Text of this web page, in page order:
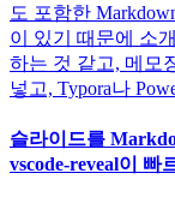
도 포함한
이 있기 때문에 소
하는 것 같고, 메모
넣고, Typora나
슬라이드를
vscode-reveal이 빠